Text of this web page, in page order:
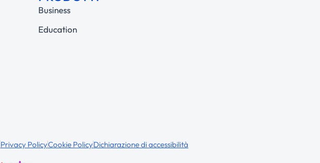
Business
Education
Privacy PolicyCookie PolicyDichiarazione di accessibilità